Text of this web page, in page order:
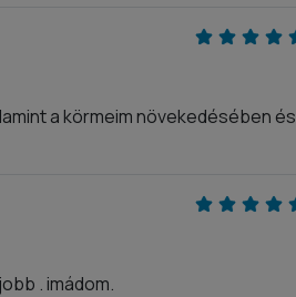
a körmeim növekedésében és
. imádom.